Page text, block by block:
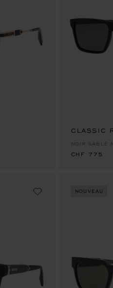
CLASSIC
NOIR SABLÉ
CHF 775
CHF 775
NOUVEAU